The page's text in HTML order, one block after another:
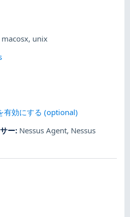
macosx, unix
有効にする (optional)
ー: Nessus Agent, Nessus